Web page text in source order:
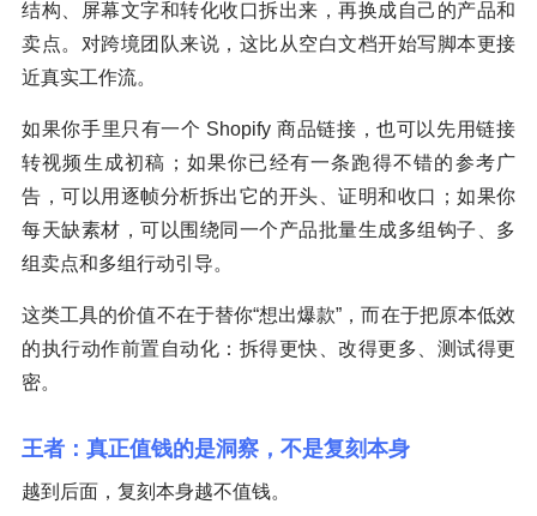
结构、屏幕文字和转化收口拆出来，再换成自己的产品和
卖点。对跨境团队来说，这比从空白文档开始写脚本更接
近真实工作流。
如果你手里只有一个 Shopify 商品链接，也可以先用链接
转视频生成初稿；如果你已经有一条跑得不错的参考广
告，可以用逐帧分析拆出它的开头、证明和收口；如果你
每天缺素材，可以围绕同一个产品批量生成多组钩子、多
组卖点和多组行动引导。
这类工具的价值不在于替你“想出爆款”，而在于把原本低效
的执行动作前置自动化：拆得更快、改得更多、测试得更
密。
王者：真正值钱的是洞察，不是复刻本身
越到后面，复刻本身越不值钱。